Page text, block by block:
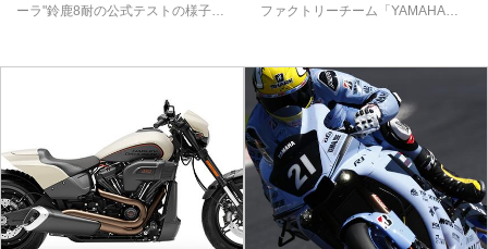
ーラ"鈴鹿8耐の公式テストの様子が
ファクトリーチーム「YAMAHA
イベントが開催！間近で見られるな
んてレアすぎる。